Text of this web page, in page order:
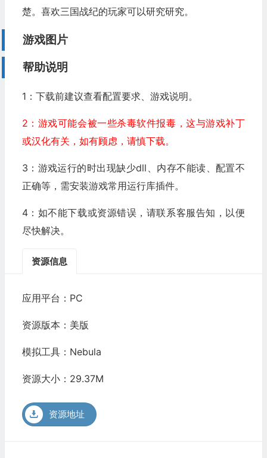
楚。喜欢三国战纪的玩家可以研究研究。
游戏图片
帮助说明
1：下载前建议查看配置要求、游戏说明。
2：游戏可能会被一些杀毒软件报毒，这与游戏补丁
或汉化有关，如有顾虑，请慎下载。
3：游戏运行的时出现缺少dll、内存不能读、配置不
正确等，需安装游戏常用运行库插件。
4：如不能下载或资源错误，请联系客服告知，以便
尽快解决。
资源信息
应用平台：PC
资源版本：美版
模拟工具：Nebula
资源大小：29.37M
资源地址